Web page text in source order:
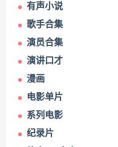
有声小说
歌手合集
演员合集
演讲口才
漫画
电影单片
系列电影
纪录片